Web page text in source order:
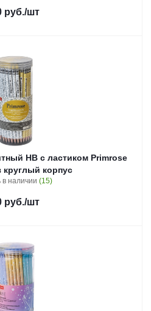
руб./шт
с ластиком Primrose
круглый корпус
в наличии (15)
руб./шт